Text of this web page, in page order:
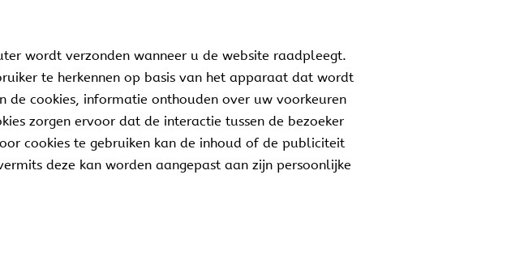
wordt verzonden wanneer u de website raadpleegt.
te herkennen op basis van het apparaat dat wordt
de cookies, informatie onthouden over uw voorkeuren
zorgen ervoor dat de interactie tussen de bezoeker
cookies te gebruiken kan de inhoud of de publiciteit
deze kan worden aangepast aan zijn persoonlijke